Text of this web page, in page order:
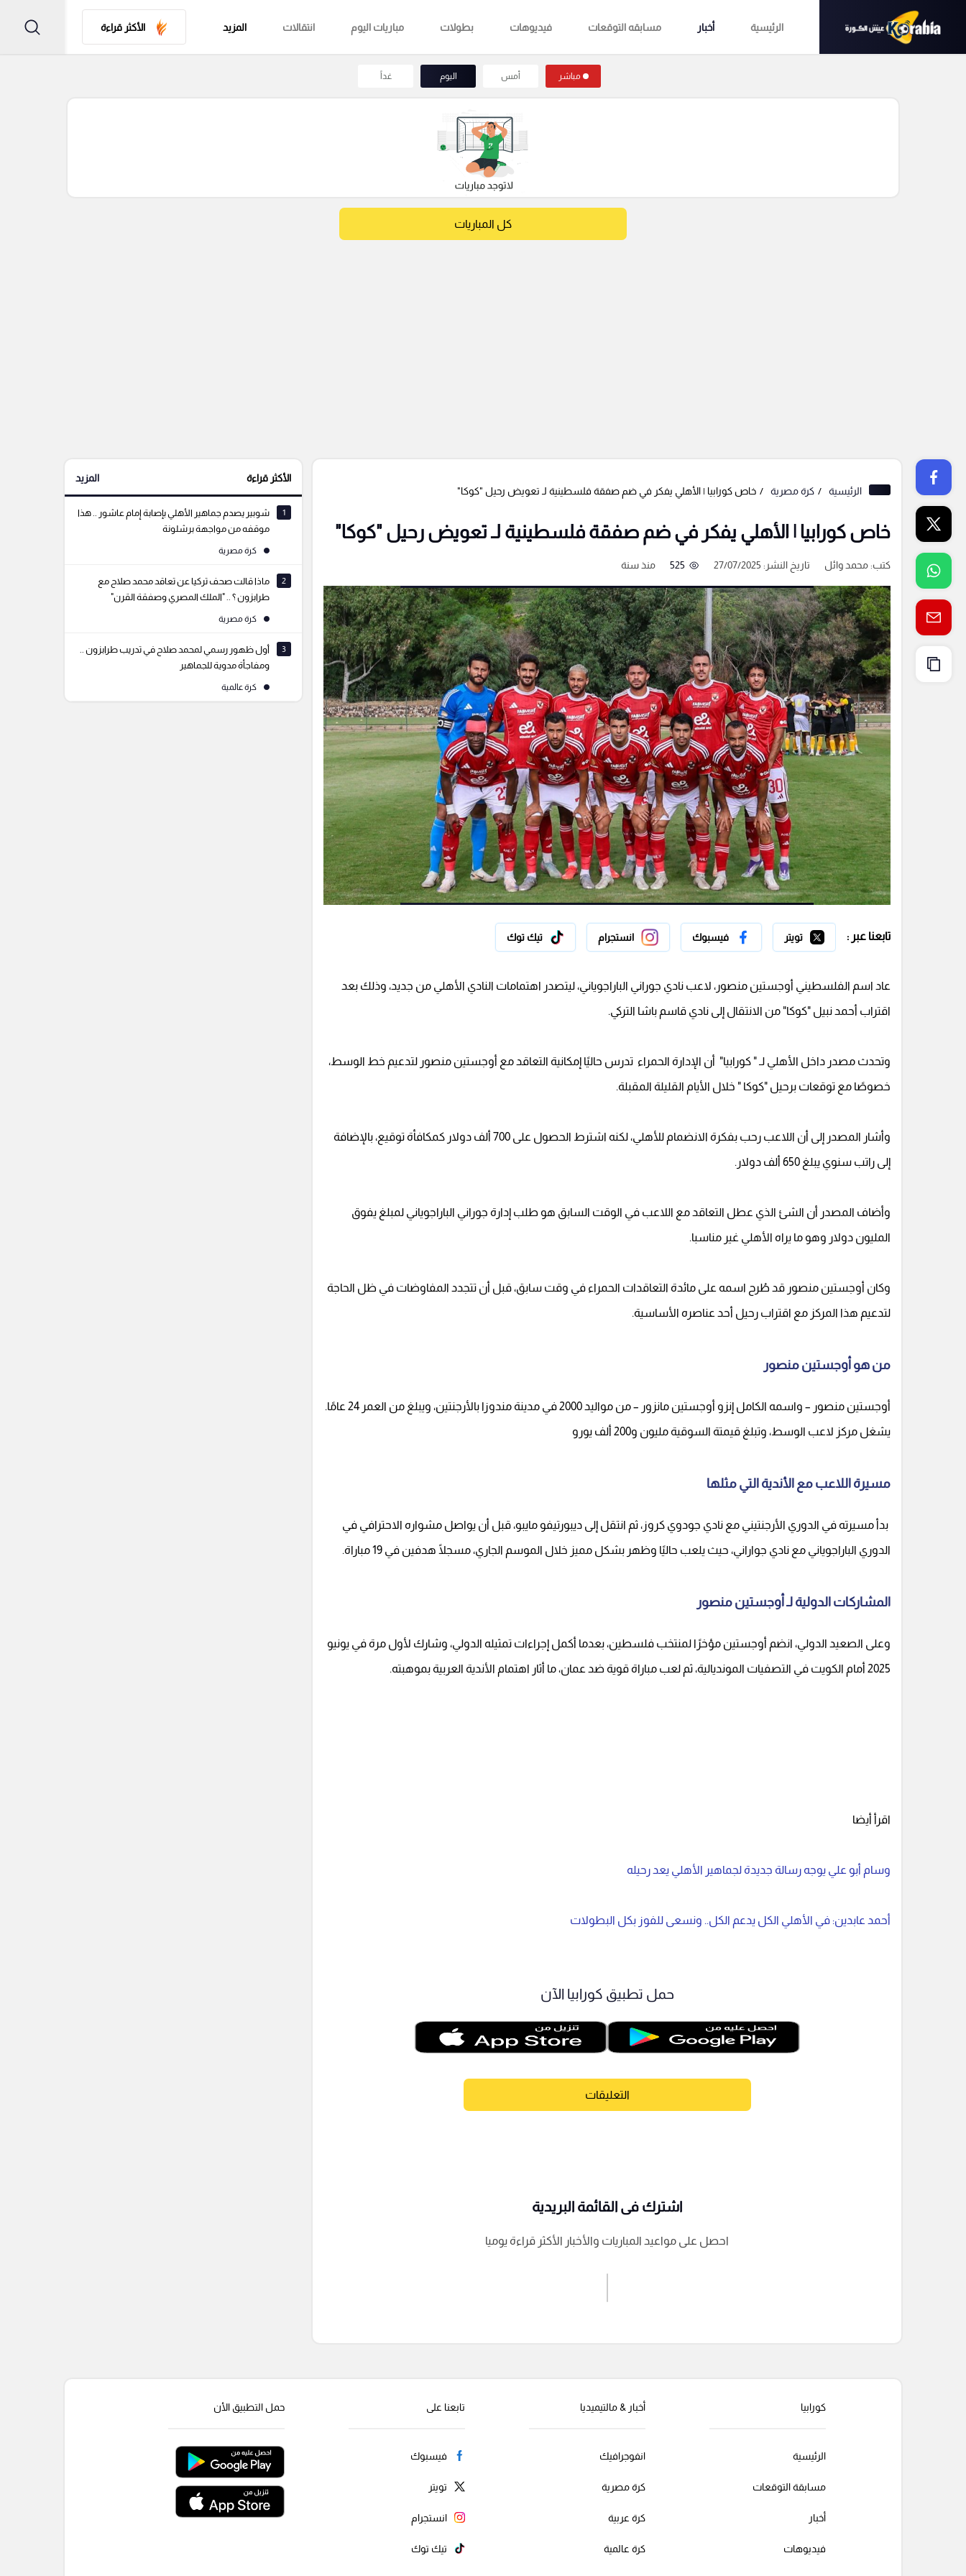
الرئيسية أخبار مسابقه التوقعات فيديوهات بطولات مباريات اليوم انتقالات المزيد الأكثر قراءة
مباشر أمس اليوم غداً
كل المباريات
الرئيسية كرة مصرية خاص كورابيا | الأهلي يفكر في ضم صفقة فلسطينية لـ تعويض رحيل "كوكا"
خاص كورابيا | الأهلي يفكر في ضم صفقة فلسطينية لـ تعويض رحيل "كوكا"
كتب:محمد وائل تاريخ النشر: 27/07/2025 525 منذ سنة
تابعنا عبر : تويتر فيسبوك انستجرام تيك توك
عاد اسم الفلسطيني أوجستين منصور، لاعب نادي جوراني الباراجوياني، ليتصدر اهتمامات النادي الأهلي من جديد، وذلك بعد
اقتراب أحمد نبيل "كوكا" من الانتقال إلى نادي قاسم باشا التركي.
وتحدث مصدر داخل الأهلي لـ " كورابيا" أن الإدارة الحمراء تدرس حاليًا إمكانية التعاقد مع أوجستين منصور لتدعيم خط الوسط،
خصوصًا مع توقعات برحيل "كوكا " خلال الأيام القليلة المقبلة.
وأشار المصدر إلى أن اللاعب رحب بفكرة الانضمام للأهلي، لكنه اشترط الحصول على 700 ألف دولار كمكافأة توقيع، بالإضافة
إلى راتب سنوي يبلغ 650 ألف دولار.
وأضاف المصدر أن الشئ الذي عطل التعاقد مع اللاعب في الوقت السابق هو طلب إدارة جوراني الباراجوياني لمبلغ يفوق
المليون دولار وهو ما يراه الأهلي غير مناسبا.
وكان أوجستين منصور قد طُرح اسمه على مائدة التعاقدات الحمراء في وقت سابق، قبل أن تتجدد المفاوضات في ظل الحاجة
لتدعيم هذا المركز مع اقتراب رحيل أحد عناصره الأساسية.
من هو أوجستين منصور
أوجستين منصور – واسمه الكامل إنزو أوجستين مانزور – من مواليد 2000 في مدينة مندوزا بالأرجنتين، ويبلغ من العمر 24 عامًا.
يشغل مركز لاعب الوسط، وتبلغ قيمتة السوقية مليون و200 ألف يورو
مسيرة اللاعب مع الأندية التي مثلها
بدأ مسيرته في الدوري الأرجنتيني مع نادي جودوي كروز، ثم انتقل إلى ديبورتيفو مايبو، قبل أن يواصل مشواره الاحترافي في
الدوري الباراجوياني مع نادي جواراني، حيث يلعب حاليًا وظهر بشكل مميز خلال الموسم الجاري، مسجلًا هدفين في 19 مباراة.
المشاركات الدولية لـ أوجستين منصور
وعلى الصعيد الدولي، انضم أوجستين مؤخرًا لمنتخب فلسطين، بعدما أكمل إجراءات تمثيله الدولي، وشارك لأول مرة في يونيو
2025 أمام الكويت في التصفيات المونديالية، ثم لعب مباراة قوية ضد عمان، ما أثار اهتمام الأندية العربية بموهبته.
اقرأ أيضا
وسام أبو علي يوجه رسالة جديدة لجماهير الأهلي يعد رحيله
أحمد عابدين: في الأهلي الكل يدعم الكل.. ونسعى للفوز بكل البطولات
حمل تطبيق كورابيا الآن
التعليقات
إرسال تعليق
اشترك فى القائمة البريدية
احصل على مواعيد المباريات والأخبار الأكثر قراءة يوميا
الأكثر قراءة المزيد
1
شوبير يصدم جماهير الأهلي بإصابة إمام عاشور .. هذا
موقفه من مواجهة برشلونة
كرة مصرية
2
ماذا قالت صحف تركيا عن تعاقد محمد صلاح مع
طرابزون ؟ .. "الملك المصري وصفقة القرن"
كرة مصرية
3
أول ظهور رسمي لمحمد صلاح في تدريب طرابزون ..
ومفاجأة مدوية للجماهير
كرة عالمية
كورابيا
الرئيسية
مسابقة التوقعات
أخبار
فيديوهات
أخبار & مالتيميديا
انفوجرافيك
كرة مصرية
كرة عربية
كرة عالمية
تابعنا على
فيسبوك
تويتر
انستجرام
تيك توك
حمل التطبيق الأن